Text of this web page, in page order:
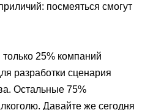
посмеяться смогут
25% компаний
разработки сценария
Остальные 75%
Давайте же сегодня